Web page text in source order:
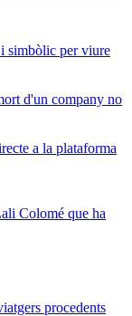
simbòlic per viure
d'un company no
a la plataforma
Colomé que ha
procedents